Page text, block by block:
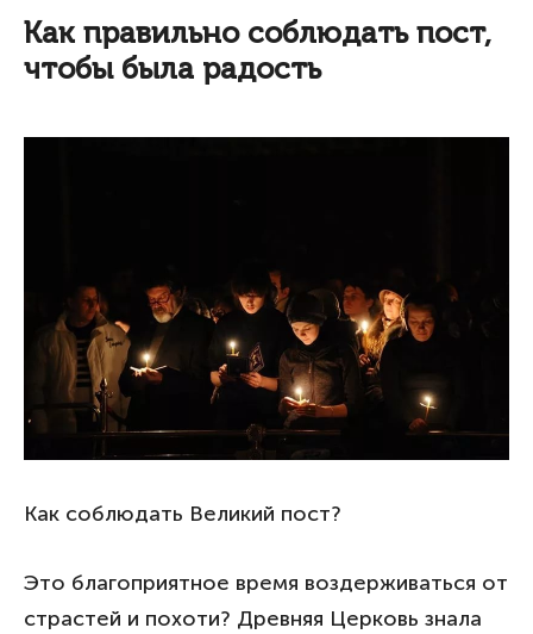
Как правильно соблюдать пост,
чтобы была радость
Как соблюдать Великий пост?
Это благоприятное время воздерживаться от
страстей и похоти? Древняя Церковь знала